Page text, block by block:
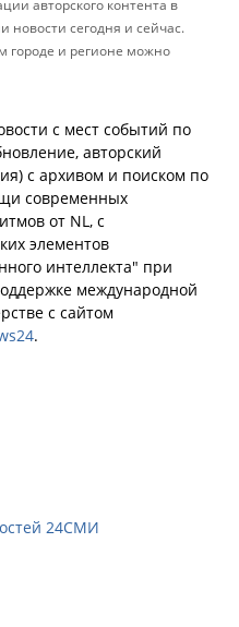
авторского контента в
новости сегодня и сейчас.
городе и регионе можно
с мест событий по
авторский
с архивом и поиском по
современных
от NL, с
элементов
интеллекта" при
международной
с сайтом
.
24СМИ